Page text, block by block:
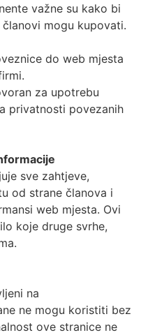
važne su kako bi
mogu kupovati.
do web mjesta
za upotrebu
privatnosti povezanih
sve zahtjeve,
od strane članova i
web mjesta. Ovi
koje druge svrhe,
na
ne mogu koristiti bez
ove stranice ne